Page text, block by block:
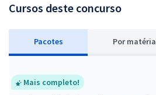
Cursos deste concurso
Pacotes Por matéria
Mais completo!